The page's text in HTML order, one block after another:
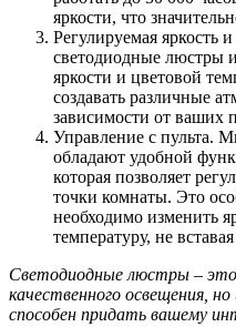
яркости, что
Регулируемая яркость
светодиодные люстры
яркости и цветовой
создавать различные
зависимости от ваших
Управление с пульта.
обладают удобной
которая позволяет
точки комнаты. Это
необходимо изменить
температуру, не
Светодиодные люстры –
качественного освещения,
способен придать вашему